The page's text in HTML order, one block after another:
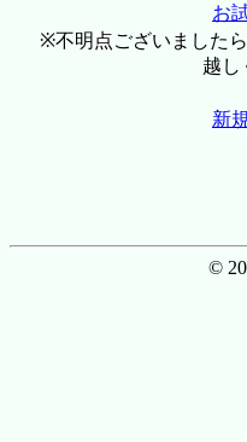
お
※不明点ございました
越し
新
©